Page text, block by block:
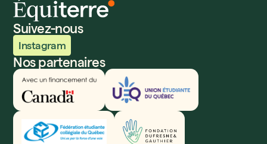
Suivez-nous
Instagram
Nos partenaires
Innovation, Sciences et Développement économique
Union étudiante du Québec
Fédération étudiante collégiale du Québec
Fondation Dufresne et Gauthier